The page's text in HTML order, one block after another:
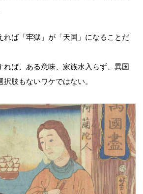
れば「牢獄」が「天国」になることだ
れば、ある意味、家族水入らず、異国
肢もないワケではない。